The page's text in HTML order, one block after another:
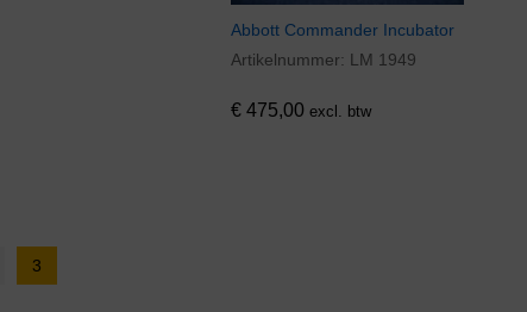
Abbott Commander Incubator
Artikelnummer: LM 1949
€475,00 excl. btw
€475,00
3